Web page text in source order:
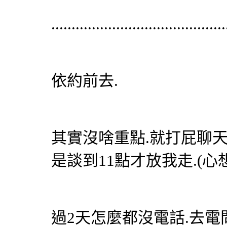
依約前去.
其實沒啥重點.就打屁聊
是談到11點才放我走.(心
過2天怎麼都沒電話.去